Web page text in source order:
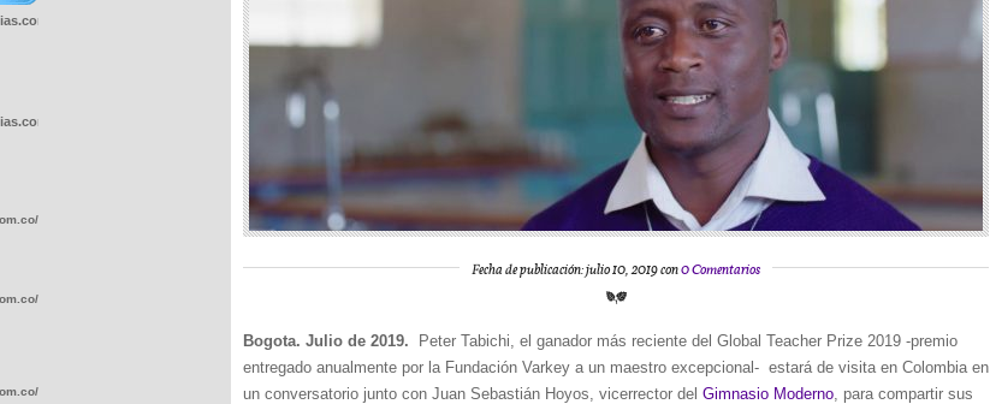
Fecha de publicación: julio 10, 2019 con0 Comentarios
Bogota. Julio de 2019. Peter Tabichi, el ganador más reciente del Global Teacher Prize 2019 -premio
entregado anualmente por la Fundación Varkey a un maestro excepcional- estará de visita en Colombia en
un conversatorio junto con Juan Sebastián Hoyos, vicerrector del Gimnasio Moderno, para compartir sus
wp-
wp-
wp-
wp-
wp-